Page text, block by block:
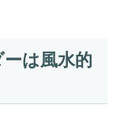
ーは風水的